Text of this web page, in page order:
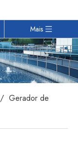
Mais
/ Gerador de